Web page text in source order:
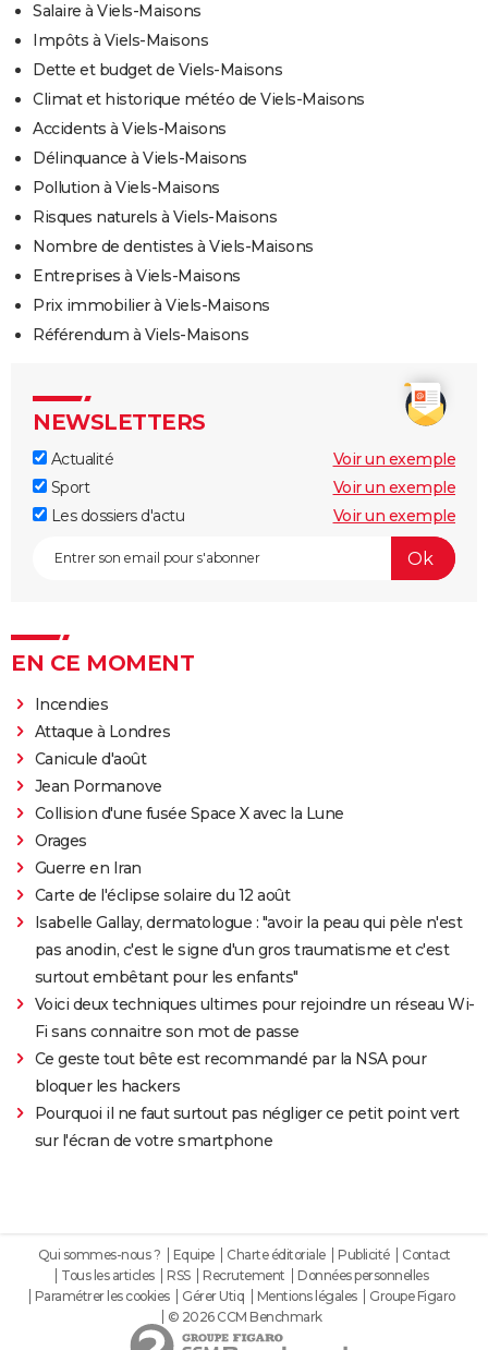
Salaire à Viels-Maisons
Impôts à Viels-Maisons
Dette et budget de Viels-Maisons
Climat et historique météo de Viels-Maisons
Accidents à Viels-Maisons
Délinquance à Viels-Maisons
Pollution à Viels-Maisons
Risques naturels à Viels-Maisons
Nombre de dentistes à Viels-Maisons
Entreprises à Viels-Maisons
Prix immobilier à Viels-Maisons
Référendum à Viels-Maisons
NEWSLETTERS
Actualité
Voir un exemple
Sport
Voir un exemple
Les dossiers d'actu
Voir un exemple
EN CE MOMENT
Incendies
Attaque à Londres
Canicule d'août
Jean Pormanove
Collision d'une fusée Space X avec la Lune
Orages
Guerre en Iran
Carte de l'éclipse solaire du 12 août
Isabelle Gallay, dermatologue : "avoir la peau qui pèle n'est
pas anodin, c'est le signe d'un gros traumatisme et c'est
surtout embêtant pour les enfants"
Voici deux techniques ultimes pour rejoindre un réseau Wi-
Fi sans connaitre son mot de passe
Ce geste tout bête est recommandé par la NSA pour
bloquer les hackers
Pourquoi il ne faut surtout pas négliger ce petit point vert
sur l'écran de votre smartphone
Qui sommes-nous ? Equipe Charte éditoriale Publicité
Contact
Tous les articles
RSS Recrutement
Données personnelles
Paramétrer les cookies
Gérer Utiq Mentions légales
Groupe Figaro
© 2026 CCM Benchmark